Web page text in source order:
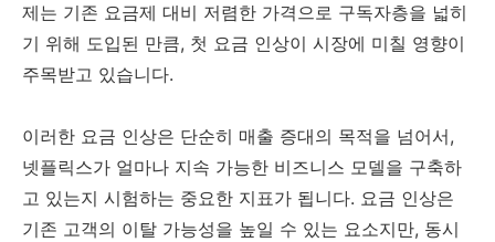
제는 기존 요금제 대비 저렴한 가격으로 구독자층을 넓히
기 위해 도입된 만큼, 첫 요금 인상이 시장에 미칠 영향이
주목받고 있습니다.
이러한 요금 인상은 단순히 매출 증대의 목적을 넘어서,
넷플릭스가 얼마나 지속 가능한 비즈니스 모델을 구축하
고 있는지 시험하는 중요한 지표가 됩니다. 요금 인상은
기존 고객의 이탈 가능성을 높일 수 있는 요소지만, 동시